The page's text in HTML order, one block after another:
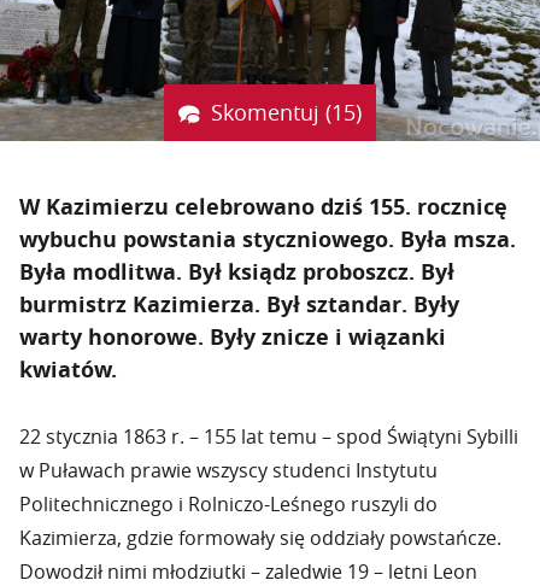
Skomentuj (15)
W Kazimierzu celebrowano dziś 155. rocznicę
wybuchu powstania styczniowego. Była msza.
Była modlitwa. Był ksiądz proboszcz. Był
burmistrz Kazimierza. Był sztandar. Były
warty honorowe. Były znicze i wiązanki
kwiatów.
22 stycznia 1863 r. – 155 lat temu – spod Świątyni Sybilli
w Puławach prawie wszyscy studenci Instytutu
Politechnicznego i Rolniczo-Leśnego ruszyli do
Kazimierza, gdzie formowały się oddziały powstańcze.
Dowodził nimi młodziutki – zaledwie 19 – letni Leon